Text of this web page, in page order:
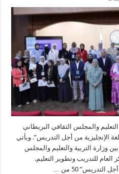
يطلق
برنامج
“اللغة
أجل
التدريس”
مغلقة
والمجلس الثقافي البريطاني
“اللغة الإنجليزية من أجل التدريس”. ويأتي
وزارة التربية والتعليم والمجلس
العام للتدريب وتطوير التعليم.
50 من …